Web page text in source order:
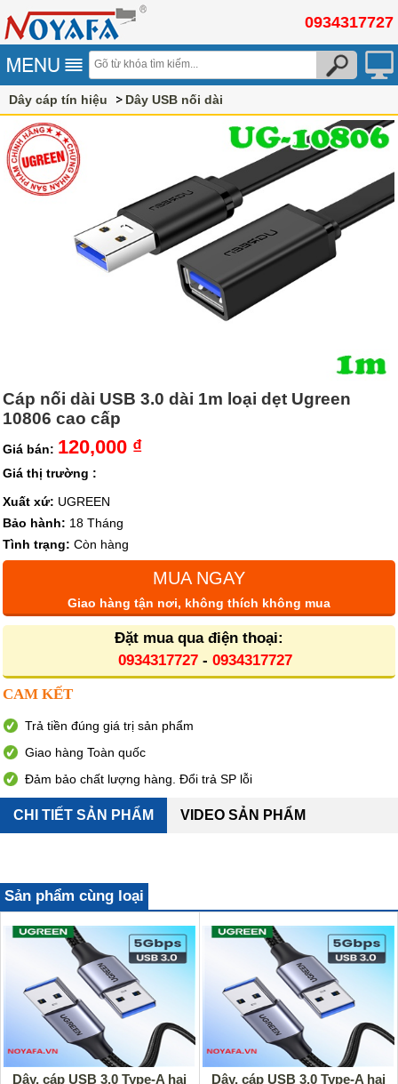
0934317727
Dây cáp tín hiệu Dây USB nối dài
Cáp nối dài USB 3.0 dài 1m loại dẹt Ugreen
10806 cao cấp
Giá bán: 120,000 ₫
Giá thị trường :
Xuất xứ: UGREEN
Bảo hành: 18 Tháng
Tình trạng: Còn hàng
MUA NGAY
Giao hàng tận nơi, không thích không mua
Đặt mua qua điện thoại:
0934317727- 0934317727
CAM KẾT
Trả tiền đúng giá trị sản phẩm
Giao hàng Toàn quốc
Đảm bảo chất lượng hàng. Đổi trả SP lỗi
CHI TIẾT SẢN PHẨM VIDEO SẢN PHẨM
Sản phẩm cùng loại
Dây, cáp USB 3.0 Type-A hai
Dây, cáp USB 3.0 Type-A hai